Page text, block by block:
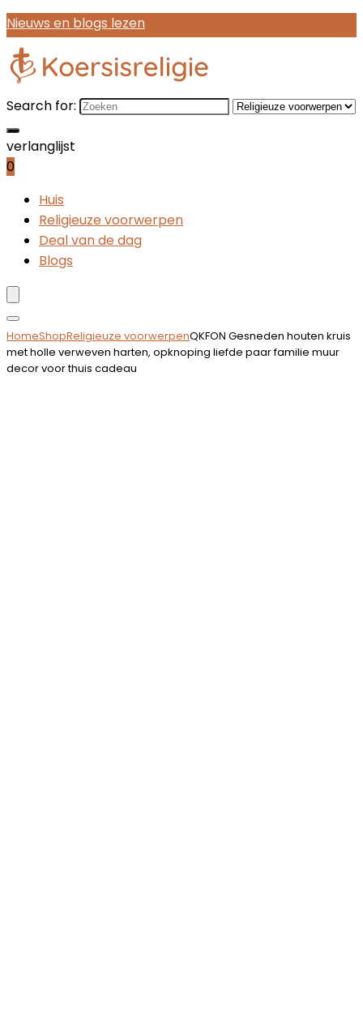
Nieuws en blogs lezen
Search for:
verlanglijst
0
Huis
Religieuze voorwerpen
Deal van de dag
Blogs
HomeShopReligieuze voorwerpenQKFON Gesneden houten kruis
met holle verweven harten, opknoping liefde paar familie muur
decor voor thuis cadeau